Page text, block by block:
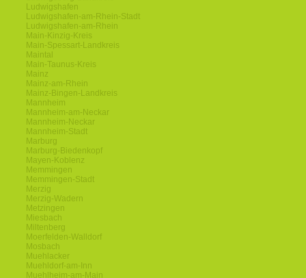
Ludwigshafen
Ludwigshafen-am-Rhein-Stadt
Ludwigshafen-am-Rhein
Main-Kinzig-Kreis
Main-Spessart-Landkreis
Maintal
Main-Taunus-Kreis
Mainz
Mainz-am-Rhein
Mainz-Bingen-Landkreis
Mannheim
Mannheim-am-Neckar
Mannheim-Neckar
Mannheim-Stadt
Marburg
Marburg-Biedenkopf
Mayen-Koblenz
Memmingen
Memmingen-Stadt
Merzig
Merzig-Wadern
Metzingen
Miesbach
Miltenberg
Moerfelden-Walldorf
Mosbach
Muehlacker
Muehldorf-am-Inn
Muehlheim-am-Main